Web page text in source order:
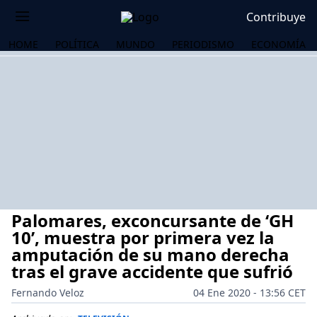
Contribuye
HOME POLÍTICA MUNDO PERIODISMO ECONOMÍA
Palomares, exconcursante de ‘GH
10’, muestra por primera vez la
amputación de su mano derecha
tras el grave accidente que sufrió
Fernando Veloz
04 Ene 2020 - 13:56 CET